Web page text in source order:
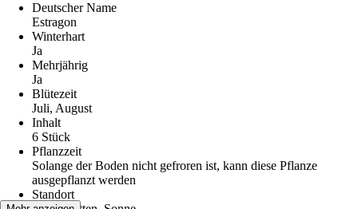
Deutscher Name
Estragon
Winterhart
Ja
Mehrjährig
Ja
Blütezeit
Juli, August
Inhalt
6 Stück
Pflanzzeit
Solange der Boden nicht gefroren ist, kann diese Pflanze
ausgepflanzt werden
Standort